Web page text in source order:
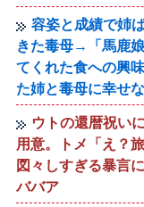
容姿と成績で姉
きた毒母→「馬鹿
てくれた食への興
た姉と毒母に幸せ
ウトの還暦祝い
用意。トメ「え？
図々しすぎる暴言
ババア